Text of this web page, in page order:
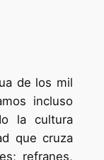
de los mil
incluso
la cultura
que cruza
refranes,